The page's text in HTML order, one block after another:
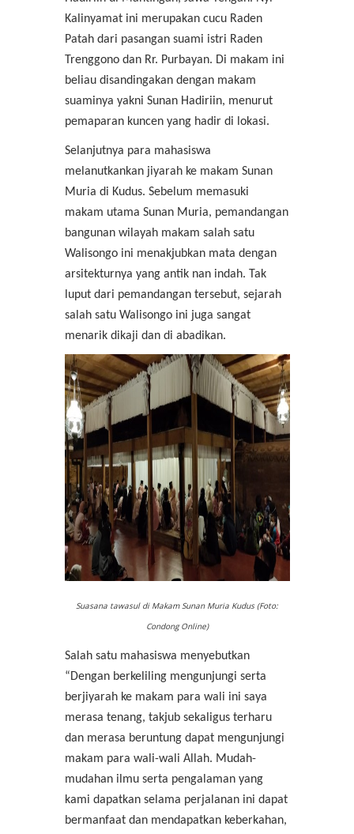
Kalinyamat ini merupakan cucu Raden
Patah dari pasangan suami istri Raden
Trenggono dan Rr. Purbayan. Di makam ini
beliau disandingakan dengan makam
suaminya yakni Sunan Hadiriin, menurut
pemaparan kuncen yang hadir di lokasi.
Selanjutnya para mahasiswa
melanutkankan jiyarah ke makam Sunan
Muria di Kudus. Sebelum memasuki
makam utama Sunan Muria, pemandangan
bangunan wilayah makam salah satu
Walisongo ini menakjubkan mata dengan
arsitekturnya yang antik nan indah. Tak
luput dari pemandangan tersebut, sejarah
salah satu Walisongo ini juga sangat
menarik dikaji dan di abadikan.
Suasana tawasul di Makam Sunan Muria Kudus (Foto:
Condong Online)
Salah satu mahasiswa menyebutkan
“Dengan berkeliling mengunjungi serta
berjiyarah ke makam para wali ini saya
merasa tenang, takjub sekaligus terharu
dan merasa beruntung dapat mengunjungi
makam para wali-wali Allah. Mudah-
mudahan ilmu serta pengalaman yang
kami dapatkan selama perjalanan ini dapat
bermanfaat dan mendapatkan keberkahan,